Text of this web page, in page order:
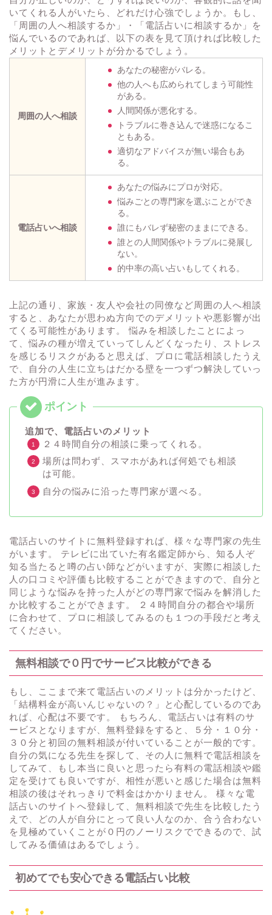
いてくれる人がいたら、どれだけ心強でしょうか。もし、
「周囲の人へ相談するか」・「電話占いに相談するか」を
悩んでいるのであれば、以下の表を見て頂ければ比較した
メリットとデメリットが分かるでしょう。
周囲の人へ相談
あなたの秘密がバレる。
他の人へも広められてしまう可能性
がある。
人間関係が悪化する。
トラブルに巻き込んで迷惑になるこ
ともある。
適切なアドバイスが無い場合もあ
る。
電話占いへ相談
あなたの悩みにプロが対応。
悩みごとの専門家を選ぶことができ
る。
誰にもバレず秘密のままにできる。
誰との人間関係やトラブルに発展し
ない。
的中率の高い占いもしてくれる。
上記の通り、家族・友人や会社の同僚など周囲の人へ相談
すると、あなたが思わぬ方向でのデメリットや悪影響が出
てくる可能性があります。 悩みを相談したことによっ
て、悩みの種が増えていってしんどくなったり、ストレス
を感じるリスクがあると思えば、プロに電話相談したうえ
で、自分の人生に立ちはだかる壁を一つずつ解決していっ
た方が円滑に人生が進みます。
追加で、電話占いのメリット
２４時間自分の相談に乗ってくれる。
場所は問わず、スマホがあれば何処でも相談
は可能。
自分の悩みに沿った専門家が選べる。
電話占いのサイトに無料登録すれば、様々な専門家の先生
がいます。 テレビに出ていた有名鑑定師から、知る人ぞ
知る当たると噂の占い師などがいますが、実際に相談した
人の口コミや評価も比較することができますので、自分と
同じような悩みを持った人がどの専門家で悩みを解消した
か比較することができます。 ２４時間自分の都合や場所
に合わせて、プロに相談してみるのも１つの手段だと考え
てください。
無料相談で０円でサービス比較ができる
もし、ここまで来て電話占いのメリットは分かったけど、
「結構料金が高いんじゃないの？」と心配しているのであ
れば、心配は不要です。 もちろん、電話占いは有料のサ
ービスとなりますが、無料登録をすると、５分・１０分・
３０分と初回の無料相談が付いていることが一般的です。
自分の気になる先生を探して、その人に無料で電話相談を
してみて、もし本当に良いと思ったら有料の電話相談や鑑
定を受けても良いですが、相性が悪いと感じた場合は無料
相談の後はそれっきりで料金はかかりません。 様々な電
話占いのサイトへ登録して、無料相談で先生を比較したう
えで、どの人が自分にとって良い人なのか、合う合わない
を見極めていくことが０円のノーリスクでできるので、試
してみる価値はあるでしょう。
初めてでも安心できる電話占い比較